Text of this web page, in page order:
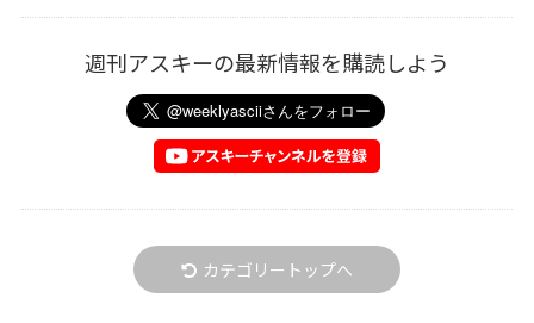
週刊アスキーの最新情報を購読しよう
カテゴリートップへ